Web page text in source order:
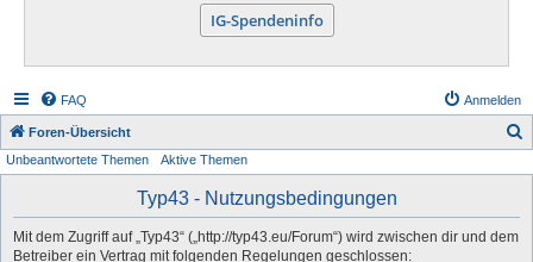
IG-Spendeninfo
FAQ Anmelden
Foren-Übersicht
Unbeantwortete Themen Aktive Themen
Typ43 - Nutzungsbedingungen
Mit dem Zugriff auf „Typ43“ („http://typ43.eu/Forum“) wird zwischen dir und dem
Betreiber ein Vertrag mit folgenden Regelungen geschlossen: